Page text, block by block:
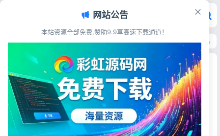
首页>站长资讯>iPhone18史诗级泄密！印度工厂630GB机密文件全流出
iPhone18史诗级泄密！印度工厂630GB机密文件
全流出
彩虹源码网
2026-07-06更新于2026-07-06 32阅读
史诗级泄密炸穿苹果防线：iPhone18全套机密从印度工厂流
网站公告
本站资源全部免费,赞助9.9享高速下载通道！